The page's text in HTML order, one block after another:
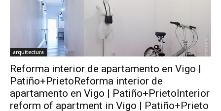
arquitectura
Reforma interior de apartamento en Vigo |
Patiño+PrietoReforma interior de
apartamento en Vigo | Patiño+PrietoInterior
reform of apartment in Vigo | Patiño+Prieto